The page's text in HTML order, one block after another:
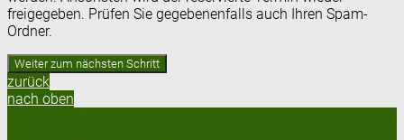
freigegeben. Prüfen Sie gegebenenfalls auch Ihren Spam-
Ordner.
zurück
nach oben